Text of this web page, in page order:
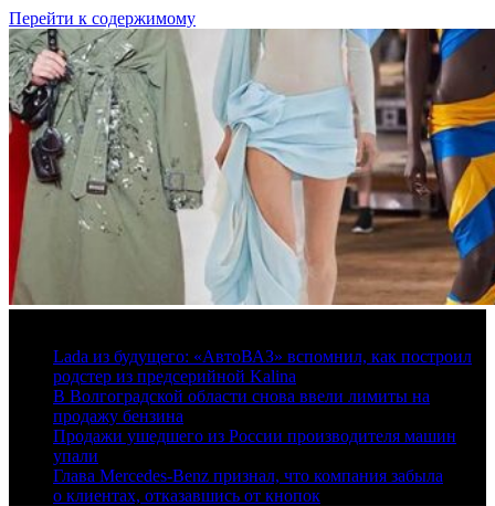
Перейти к содержимому
Lada из будущего: «АвтоВАЗ» вспомнил, как построил
родстер из предсерийной Kalina
В Волгоградской области снова ввели лимиты на
продажу бензина
Продажи ушедшего из России производителя машин
упали
Глава Mercedes-Benz признал, что компания забыла
о клиентах, отказавшись от кнопок